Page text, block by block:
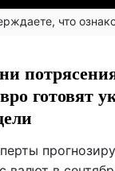
что
готовят